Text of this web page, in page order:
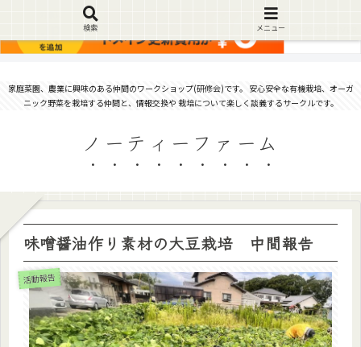
家庭菜園、農業に興味のある仲間のワークショップ(研修会)です。 安心安全な有機栽培、オーガ
ニック野菜を栽培する仲間と、情報交換や 栽培について楽しく談義するサークルです。
ノーティーファーム
味噌醤油作り素材の大豆栽培 中間報告
活動報告
検索 メニュー